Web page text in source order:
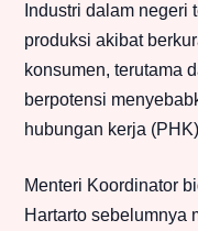
Industri dalam negeri
produksi akibat
konsumen, terutama
berpotensi
hubungan kerja
Menteri Koordinator
Hartarto sebelumnya